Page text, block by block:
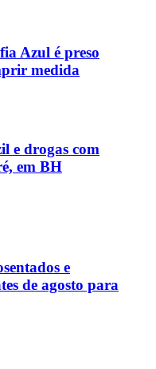
Azul é preso
medida
e drogas com
em BH
e
de agosto para